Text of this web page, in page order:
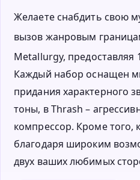
Желаете снабдить свою
вызов жанровым
Metallurgy, предоставляя
Каждый набор оснащен
придания характерного
тоны, в Thrash –
компрессор. Кроме того,
благодаря широким
двух ваших любимых